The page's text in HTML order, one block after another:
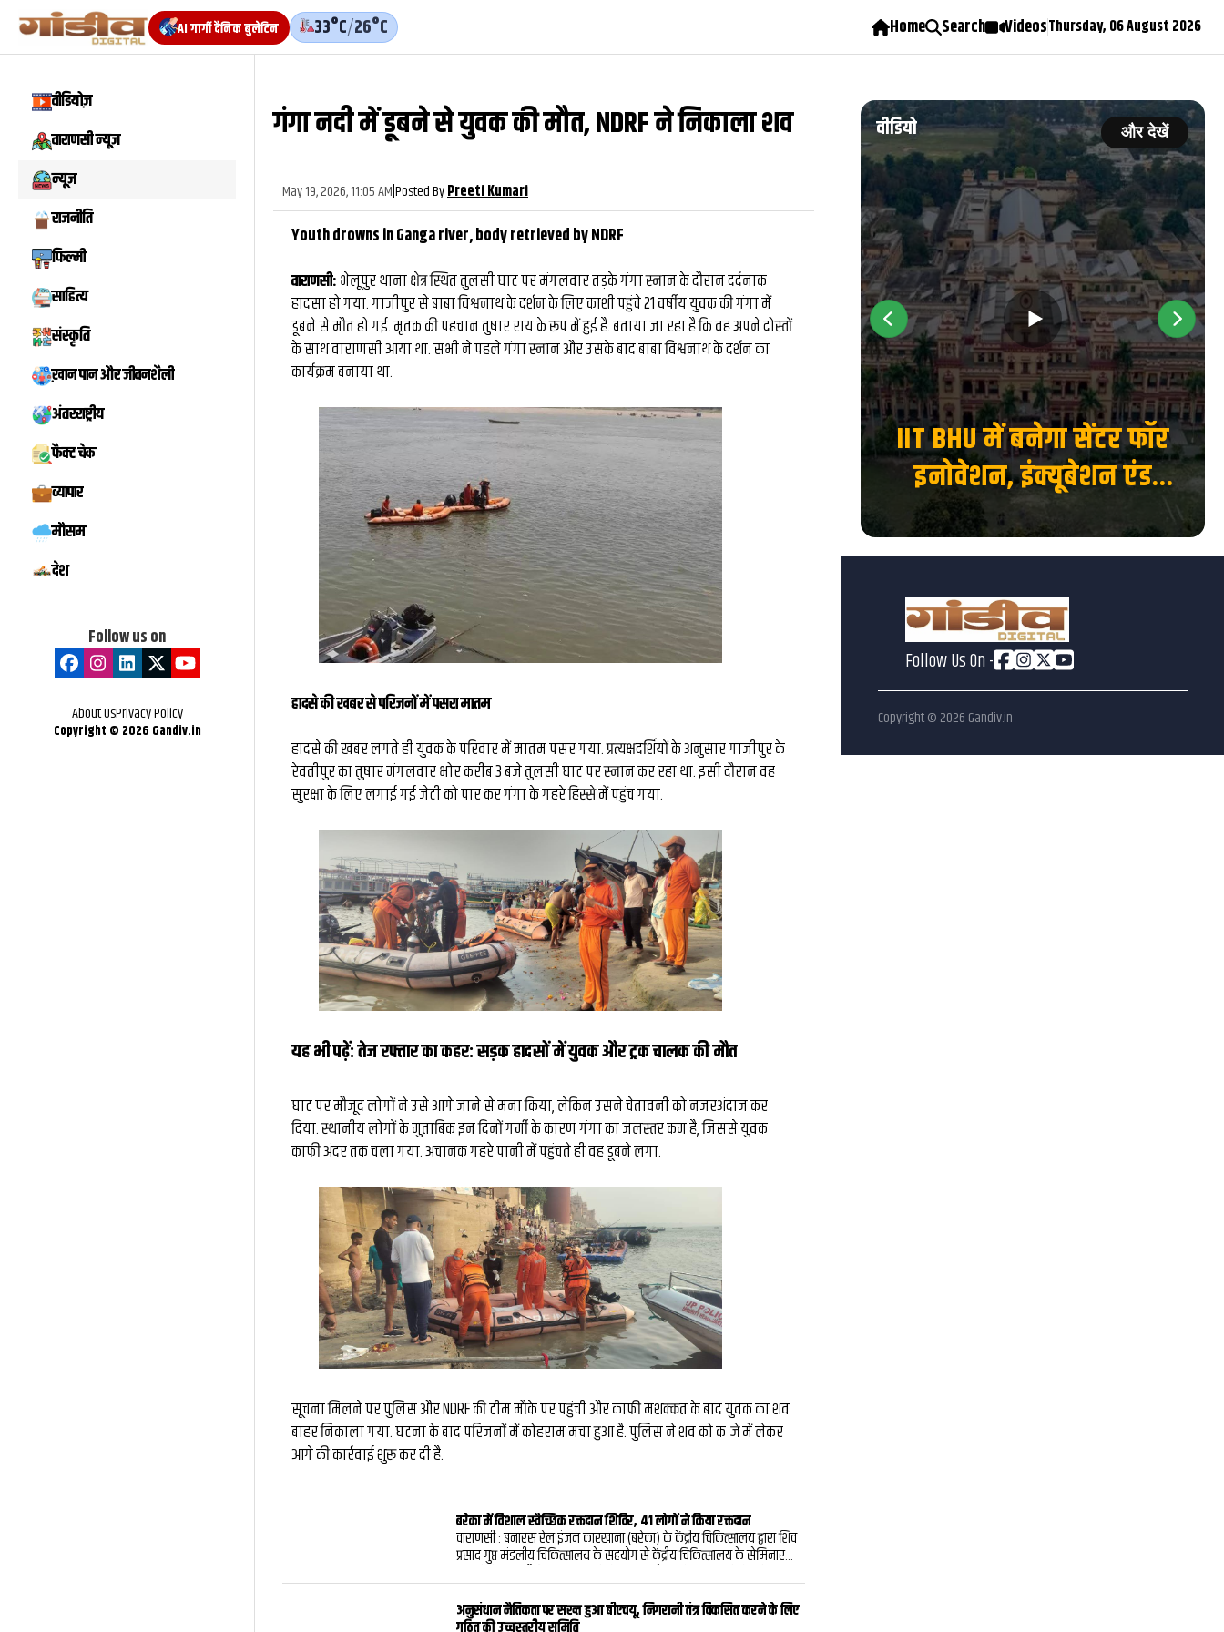
AI गार्गी दैनिक बुलेटिन 33°C/26°C Home Search VideosThursday, 06 August 2026
वीडियोज़
वाराणसी न्यूज़
न्यूज़
राजनीति
फिल्मी
साहित्य
संस्कृति
ख़ान पान और जीवनशैली
अंतरराष्ट्रीय
फैक्ट चेक
व्यापार
मौसम
देश
Follow us on
About UsPrivacy Policy
Copyright © 2026 Gandiv.in
गंगा नदी में डूबने से युवक की मौत, NDRF ने निकाला शव
May 19, 2026, 11:05 AM|Posted ByPreeti Kumari
Youth drowns in Ganga river, body retrieved by NDRF
वाराणसी:भेलूपुर थाना क्षेत्र स्थित तुलसी घाट पर मंगलवार तड़के गंगा स्नान के दौरान दर्दनाक
हादसा हो गया. गाजीपुर से बाबा विश्वनाथ के दर्शन के लिए काशी पहुंचे 21 वर्षीय युवक की गंगा में
डूबने से मौत हो गई. मृतक की पहचान तुषार राय के रूप में हुई है. बताया जा रहा है कि वह अपने दोस्तों
के साथ वाराणसी आया था. सभी ने पहले गंगा स्नान और उसके बाद बाबा विश्वनाथ के दर्शन का
कार्यक्रम बनाया था.
हादसे की खबर से परिजनों में पसरा मातम
हादसे की खबर लगते ही युवक के परिवार में मातम पसर गया. प्रत्यक्षदर्शियों के अनुसार गाजीपुर के
रेवतीपुर का तुषार मंगलवार भोर करीब 3 बजे तुलसी घाट पर स्नान कर रहा था. इसी दौरान वह
सुरक्षा के लिए लगाई गई जेटी को पार कर गंगा के गहरे हिस्से में पहुंच गया.
यह भी पढ़ें:तेज रफ्तार का कहर: सड़क हादसों में युवक और ट्रक चालक की मौत
घाट पर मौजूद लोगों ने उसे आगे जाने से मना किया, लेकिन उसने चेतावनी को नजरअंदाज कर
दिया. स्थानीय लोगों के मुताबिक इन दिनों गर्मी के कारण गंगा का जलस्तर कम है, जिससे युवक
काफी अंदर तक चला गया. अचानक गहरे पानी में पहुंचते ही वह डूबने लगा.
सूचना मिलने पर पुलिस और NDRF की टीम मौके पर पहुंची और काफी मशक्कत के बाद युवक का शव
बाहर निकाला गया. घटना के बाद परिजनों में कोहराम मचा हुआ है. पुलिस ने शव को कब्जे में लेकर
आगे की कार्रवाई शुरू कर दी है.
बरेका में विशाल स्वैच्छिक रक्तदान शिविर, 41 लोगों ने किया रक्तदान
वाराणसी : बनारस रेल इंजन कारखाना (बरेका) के केंद्रीय चिकित्सालय द्वारा शिव
प्रसाद गुप्त मंडलीय चिकित्सालय के सहयोग से केंद्रीय चिकित्सालय के सेमिनार
अधिकारियों, कर्मचारियों और उनके परिजनों सहित कुल 41 लोगों ने स्वैच्छिक
रक्तदान कर मानव सेवा का संदेश दिया.शिविर का शुभारंभ प्रमुख मुख्य विद्युत
इंजीनियर मनीष कुमार ने मां सरस्वती के चित्र पर माल्यार्पण एवं दीप प्रज्ज्वलन के
अनुसंधान नैतिकता पर सख्त हुआ बीएचयू, निगरानी तंत्र विकसित करने के लिए
और देखें
मिस्टर बीस्ट से दो घंटे की
बातचीत, फिर छोड़ी ₹26 लाख की
नौकरी: कैसे हैरी उप्पल बने देश
के बड़े फूड व्लॉगर...
वीडियो और देखें
रंग मल्हार में संदूक पर दिखाया
कला कौशल, प्रकृति संरक्षण का
दिया संदेश...
वीडियो और देखें
IIT BHU में बनेगा सेंटर फॉर
इनोवेशन, इंक्यूबेशन एंड
एंटरप्रेन्योरशिप, स्टार्टअप को
मिलेगा नया मंच...
Follow Us On -
Copyright © 2026 Gandiv.in